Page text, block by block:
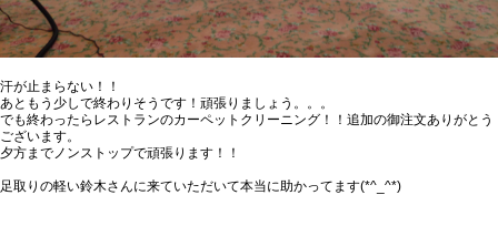
汗が止まらない！！
あともう少しで終わりそうです！頑張りましょう。。。
でも終わったらレストランのカーペットクリーニング！！追加の御注文ありがとう
ございます。
夕方までノンストップで頑張ります！！
足取りの軽い鈴木さんに来ていただいて本当に助かってます(*^_^*)